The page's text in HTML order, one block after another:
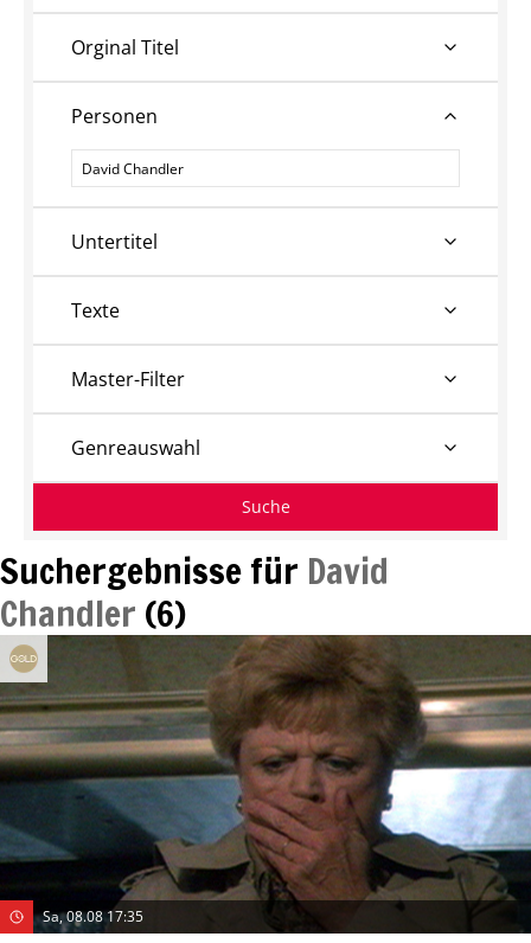
Suchergebnisse für David
Chandler (6)
Sa, 08.08 17:35
Orginal Titel
Personen
Personen
Untertitel
Texte
Master-Filter
Genreauswahl
Suche